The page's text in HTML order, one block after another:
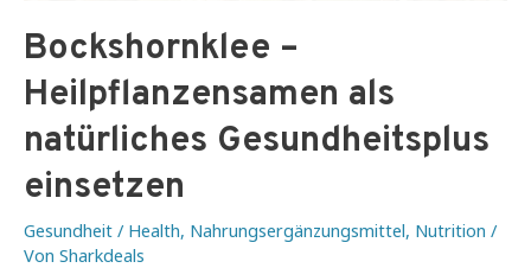
Bockshornklee –
Heilpflanzensamen als
natürliches Gesundheitsplus
einsetzen
Gesundheit / Health, Nahrungsergänzungsmittel, Nutrition /
Von Sharkdeals